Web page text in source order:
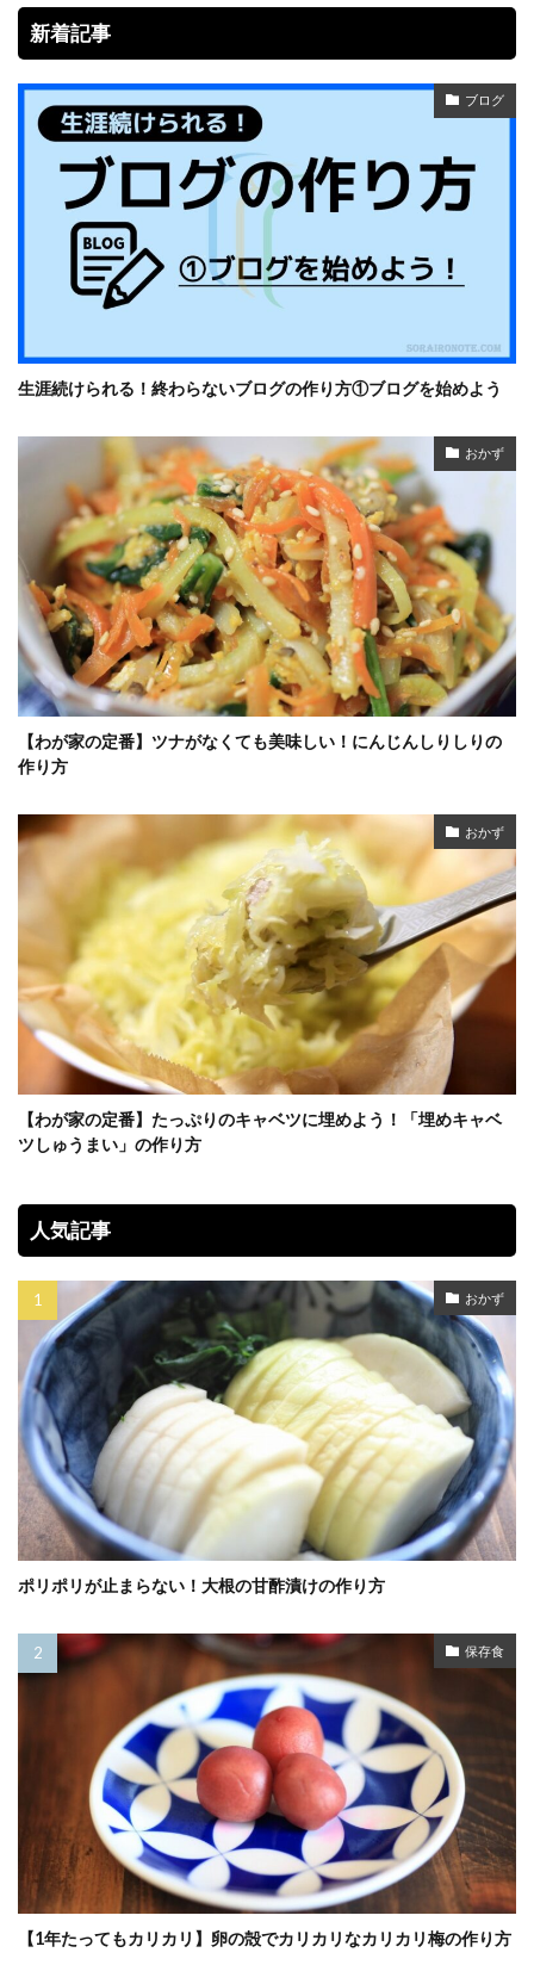
新着記事
ブログ
生涯続けられる！終わらないブログの作り方①ブログを始めよう
おかず
【わが家の定番】ツナがなくても美味しい！にんじんしりしりの
作り方
おかず
【わが家の定番】たっぷりのキャベツに埋めよう！「埋めキャベ
ツしゅうまい」の作り方
人気記事
おかず
ポリポリが止まらない！大根の甘酢漬けの作り方
保存食
【1年たってもカリカリ】卵の殻でカリカリなカリカリ梅の作り方